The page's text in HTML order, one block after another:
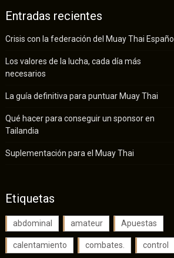
Entradas recientes
Crisis con la federación del Muay Thai Español
Los valores de la lucha, cada día más
necesarios
La guía definitiva para puntuar Muay Thai
Qué hacer para conseguir un sponsor en
Tailandia
Suplementación para el Muay Thai
Etiquetas
abdominal amateur Apuestas
calentamiento combates. control